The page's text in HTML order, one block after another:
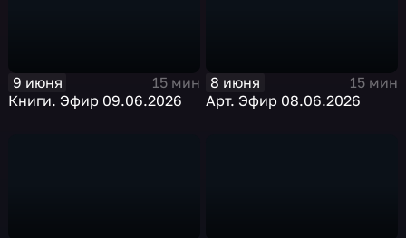
9 июня
15 мин
Книги. Эфир 09.06.2026
8 июня
15 мин
Арт. Эфир 08.06.2026